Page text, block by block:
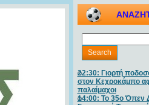
22:30: Γιορτή
στον Κεχροκάμπο
παλαίμαχοι
14:00: Το 35ο Όπεν